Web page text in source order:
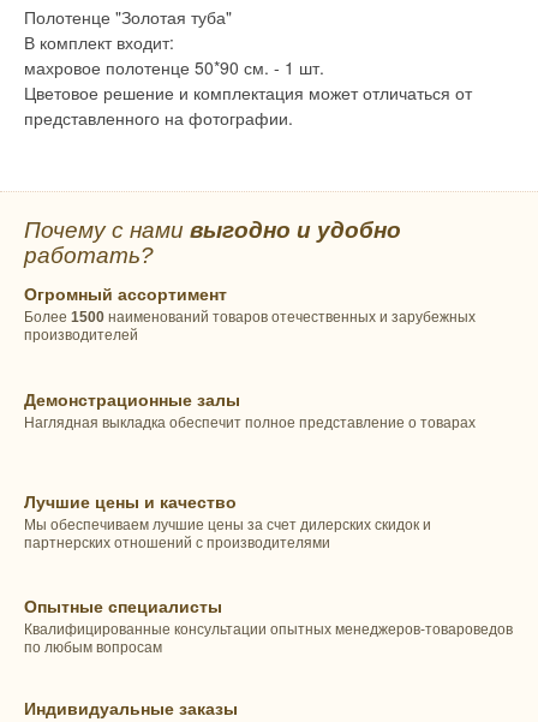
Полотенце "Золотая туба"
В комплект входит:
махровое полотенце 50*90 см. - 1 шт.
Цветовое решение и комплектация может отличаться от
представленного на фотографии.
Почему с нами выгодно и удобно
работать?
Огромный ассортимент
Более 1500 наименований товаров отечественных и зарубежных
производителей
Демонстрационные залы
Наглядная выкладка обеспечит полное представление о товарах
Лучшие цены и качество
Мы обеспечиваем лучшие цены за счет дилерских скидок и
партнерских отношений с производителями
Опытные специалисты
Квалифицированные консультации опытных менеджеров-товароведов
по любым вопросам
Индивидуальные заказы